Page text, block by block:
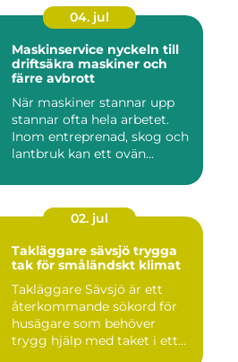
04. jul
Maskinservice nyckeln till
driftsäkra maskiner och
färre avbrott
När maskiner stannar upp
stannar ofta hela arbetet.
Inom entreprenad, skog och
lantbruk kan ett ovän...
02. jul
Takläggare sävsjö trygga
tak för småländskt klimat
Takläggare Sävsjö är ett
återkommande sökord för
husägare som behöver
trygg hjälp med taket i ett